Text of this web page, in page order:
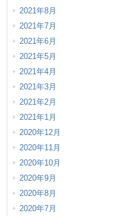
2021年8月
2021年7月
2021年6月
2021年5月
2021年4月
2021年3月
2021年2月
2021年1月
2020年12月
2020年11月
2020年10月
2020年9月
2020年8月
2020年7月